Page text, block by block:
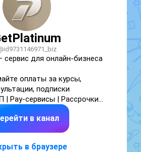
сервис для онлайн-бизнеса
оплаты за курсы,
подписки
| Pay-сервисы | Рассрочки
подключение за 1 день
| Поддержка:
в канал
в браузере